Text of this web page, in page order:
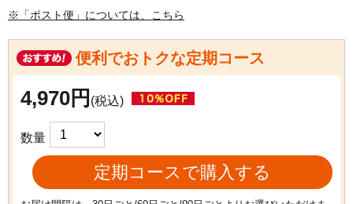
※「ポスト便」については、こちら
便利でおトクな定期コース
4,970円 (税込)
数量
定期コースで購入する